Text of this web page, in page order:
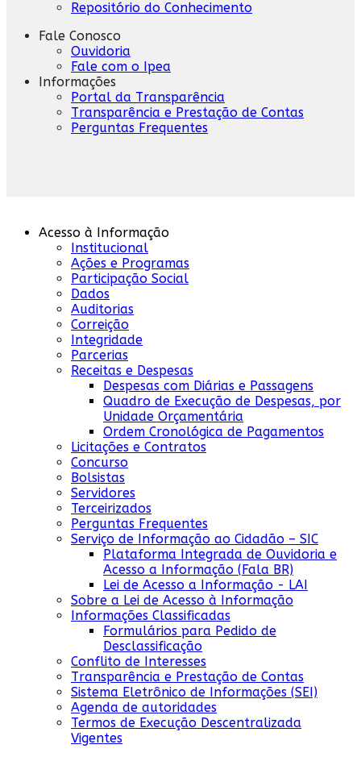
Repositório do Conhecimento
Fale Conosco
Ouvidoria
Fale com o Ipea
Informações
Portal da Transparência
Transparência e Prestação de Contas
Perguntas Frequentes
Acesso à Informação
Institucional
Ações e Programas
Participação Social
Dados
Auditorias
Correição
Integridade
Parcerias
Receitas e Despesas
Despesas com Diárias e Passagens
Quadro de Execução de Despesas, por
Unidade Orçamentária
Ordem Cronológica de Pagamentos
Licitações e Contratos
Concurso
Bolsistas
Servidores
Terceirizados
Perguntas Frequentes
Serviço de Informação ao Cidadão – SIC
Plataforma Integrada de Ouvidoria e
Acesso a Informação (Fala BR)
Lei de Acesso a Informação - LAI
Sobre a Lei de Acesso à Informação
Informações Classificadas
Formulários para Pedido de
Desclassificação
Conflito de Interesses
Transparência e Prestação de Contas
Sistema Eletrônico de Informações (SEI)
Agenda de autoridades
Termos de Execução Descentralizada
Vigentes